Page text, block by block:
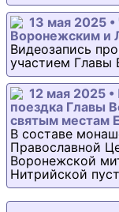
13 мая 2025
Воронежским и
Видеозапись
участием Главы
12 мая 2025
поездка Главы
святым местам
В составе
Православной
Воронежской
Нитрийской